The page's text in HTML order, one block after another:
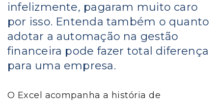
infelizmente, pagaram muito caro
por isso. Entenda também o quanto
adotar a automação na gestão
financeira pode fazer total diferença
para uma empresa.
O Excel acompanha a história de